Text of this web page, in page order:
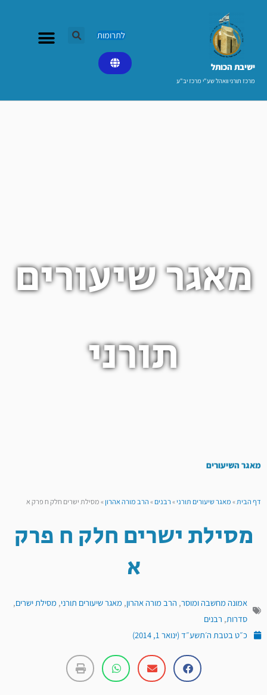
ישיבת הכותל​
מרכז תורני וואהל שע"י מרכז יב"ע
לתרומות
מאגר שיעורים
תורני
מאגר השיעורים
דף הבית»מאגר שיעורים תורני»רבנים»הרב מורה אהרון»מסילת ישרים חלק ח פרק א
מסילת ישרים חלק ח פרק
א
אמונה מחשבה ומוסר, הרב מורה אהרון, מאגר שיעורים תורני, מסילת ישרים,
סדרות, רבנים
כ״ט בטבת ה׳תשע״ד (ינואר 1, 2014)